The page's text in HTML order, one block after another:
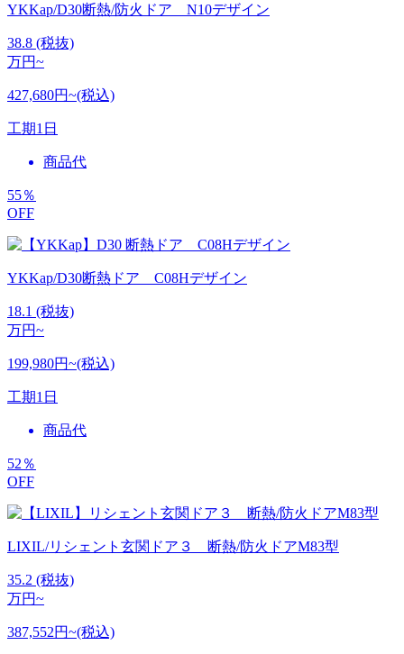
YKKap/D30断熱/防火ドア N10デザイン
38.8 (税抜)
万円~
427,680円~(税込)
工期1日
商品代
55％
OFF
YKKap/D30断熱ドア C08Hデザイン
18.1 (税抜)
万円~
199,980円~(税込)
工期1日
商品代
52 ％
OFF
LIXIL/リシェント玄関ドア３ 断熱/防火ドアM83型
35.2 (税抜)
万円~
387,552円~(税込)